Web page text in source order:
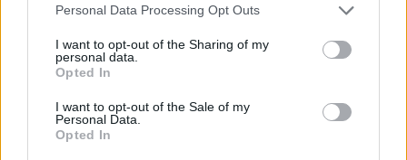
Personal Data Processing Opt Outs
I want to opt-out of the Sharing of my
personal data.
Opted In
I want to opt-out of the Sale of my
Personal Data.
Opted In